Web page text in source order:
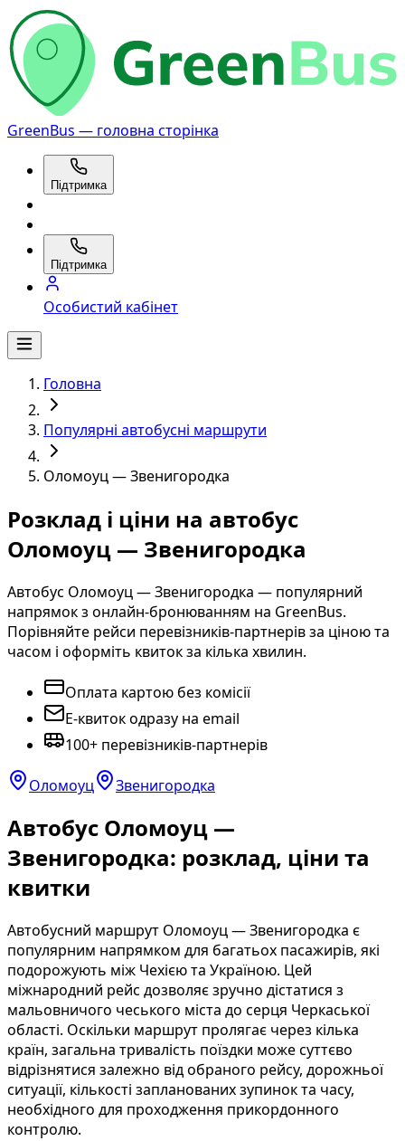
GreenBus — головна сторінка
Підтримка
Підтримка
Особистий кабінет
Головна
Популярні автобусні маршрути
Оломоуц — Звенигородка
Розклад і ціни на автобус
Оломоуц — Звенигородка
Автобус Оломоуц — Звенигородка — популярний
напрямок з онлайн-бронюванням на GreenBus.
Порівняйте рейси перевізників-партнерів за ціною та
часом і оформіть квиток за кілька хвилин.
Оплата картою без комісії
E-квиток одразу на email
100+ перевізників-партнерів
Оломоуц Звенигородка
Автобус Оломоуц —
Звенигородка: розклад, ціни та
квитки
Автобусний маршрут Оломоуц — Звенигородка є
популярним напрямком для багатьох пасажирів, які
подорожують між Чехією та Україною. Цей
міжнародний рейс дозволяє зручно дістатися з
мальовничого чеського міста до серця Черкаської
області. Оскільки маршрут пролягає через кілька
країн, загальна тривалість поїздки може суттєво
відрізнятися залежно від обраного рейсу, дорожньої
ситуації, кількості запланованих зупинок та часу,
необхідного для проходження прикордонного
контролю.